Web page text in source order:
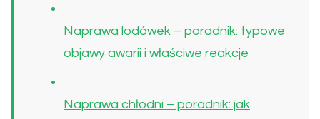
Naprawa lodówek – poradnik: typowe
objawy awarii i właściwe reakcje
Naprawa chłodni – poradnik: jak